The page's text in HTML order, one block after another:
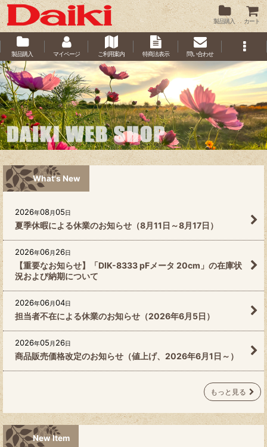
製品購入 カート
製品購入 マイページ ご利用案内 特商法表示 問い合わせ
What's New
2026年08月05日
夏季休暇による休業のお知らせ（8月11日～8月17日）
2026年06月 26日
【重要なお知らせ】「DIK-8333 pFメータ 20cm」の在庫状
況および納期について
2026年06月04日
担当者不在による休業のお知らせ（2026年6月5日）
2026年05 月 26日
商品販売価格改定のお知らせ（値上げ、2026年6月1日～）
もっと見る
New Item